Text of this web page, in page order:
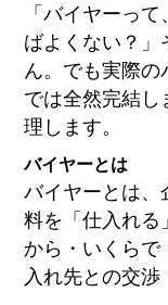
「バイヤーっ
ばよくない？
ん。でも実際
では全然完結
理します。
バイヤーとは
バイヤーとは、
料を「仕入れる
から・いくらで
入れ先との交渉